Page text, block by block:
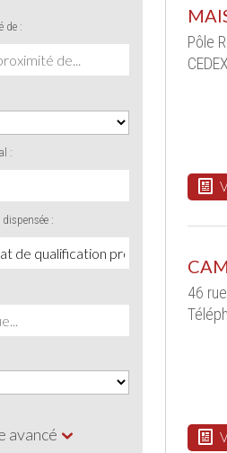
de :
:
:
avancé
Pôle
46